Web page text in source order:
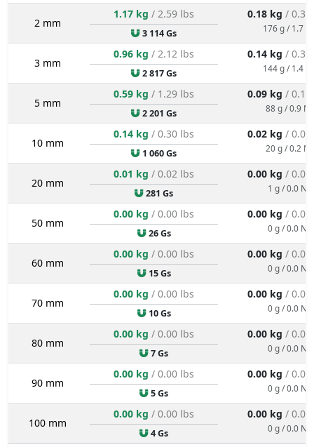
2 mm
1.17 kg / 2.59 lbs
3 114 Gs
0.18 kg / 0.39
176 g / 1.7 N
3 mm
0.96 kg / 2.12 lbs
2 817 Gs
0.14 kg / 0.32
144 g / 1.4 N
5 mm
0.59 kg / 1.29 lbs
2 201 Gs
0.09 kg / 0.19
88 g / 0.9 N
10 mm
0.14 kg / 0.30 lbs
1 060 Gs
0.02 kg / 0.05
20 g / 0.2 N
20 mm
0.01 kg / 0.02 lbs
281 Gs
0.00 kg / 0.00
1 g / 0.0 N
50 mm
0.00 kg / 0.00 lbs
26 Gs
0.00 kg / 0.00
0 g / 0.0 N
60 mm
0.00 kg / 0.00 lbs
15 Gs
0.00 kg / 0.00
0 g / 0.0 N
70 mm
0.00 kg / 0.00 lbs
10 Gs
0.00 kg / 0.00
0 g / 0.0 N
80 mm
0.00 kg / 0.00 lbs
7 Gs
0.00 kg / 0.00
0 g / 0.0 N
90 mm
0.00 kg / 0.00 lbs
5 Gs
0.00 kg / 0.00
0 g / 0.0 N
100 mm
0.00 kg / 0.00 lbs
4 Gs
0.00 kg / 0.00
0 g / 0.0 N